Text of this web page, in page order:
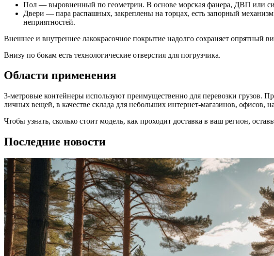
Пол — выровненный по геометрии. В основе морская фанера, ДВП или
Двери — пара распашных, закреплены на торцах, есть запорный
неприятностей.
Внешнее и внутреннее лакокрасочное покрытие надолго сохраняет опрятный
Внизу по бокам есть технологические отверстия для погрузчика.
Области применения
3-метровые контейнеры используют преимущественно для перевозки грузов.
личных вещей, в качестве склада для небольших интернет-магазинов, офисов,
Чтобы узнать, сколько стоит модель, как проходит доставка в ваш регион,
Последние новости